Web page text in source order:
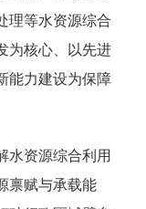
理等水资源综合
为核心、以先进
能力建设为保障
水资源综合利用
禀赋与承载能